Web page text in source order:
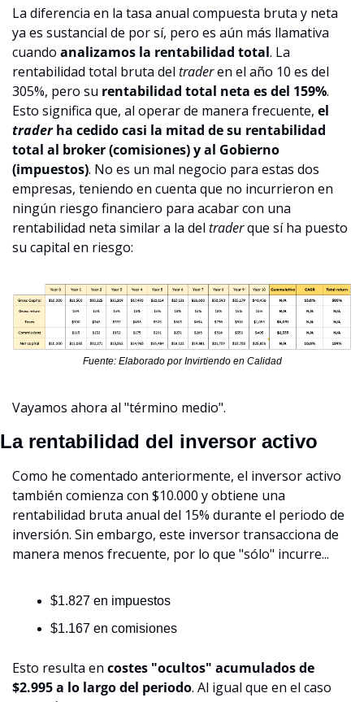
La diferencia en la tasa anual compuesta bruta y neta
ya es sustancial de por sí, pero es aún más llamativa
cuando analizamos la rentabilidad total. La
rentabilidad total bruta del trader en el año 10 es del
305%, pero su rentabilidad total neta es del 159%.
Esto significa que, al operar de manera frecuente,
trader ha cedido casi la mitad de su rentabilidad
total al broker (comisiones) y al Gobierno
(impuestos). No es un mal negocio para estas dos
empresas, teniendo en cuenta que no incurrieron en
ningún riesgo financiero para acabar con una
rentabilidad neta similar a la del trader que sí ha puesto
su capital en riesgo:
Fuente: Elaborado por Invirtiendo en Calidad
Vayamos ahora al "término medio".
La rentabilidad del inversor activo
Como he comentado anteriormente, el inversor activo
también comienza con $10.000 y obtiene una
rentabilidad bruta anual del 15% durante el periodo de
inversión. Sin embargo, este inversor transacciona de
manera menos frecuente, por lo que "sólo" incurre...
$1.827 en impuestos
$1.167 en comisiones
Esto resulta en costes "ocultos" acumulados de
$2.995 a lo largo del periodo. Al igual que en el caso